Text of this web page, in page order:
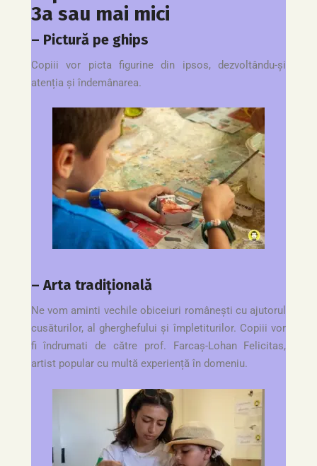
3a sau mai mici
– Pictură pe ghips
Copiii vor picta figurine din ipsos, dezvoltându-și
atenția și îndemânarea.
– Arta tradițională
Ne vom aminti vechile obiceiuri românești cu ajutorul
cusăturilor, al gherghefului și împletiturilor. Copiii vor
fi îndrumati de către prof. Farcaș-Lohan Felicitas,
artist popular cu multă experiență în domeniu.